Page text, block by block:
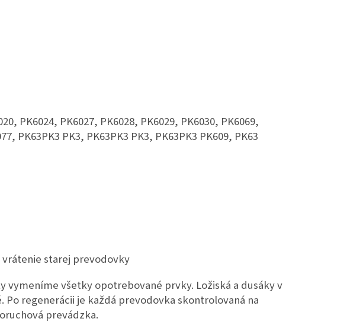
PK6024, PK6027, PK6028, PK6029, PK6030, PK6069,
PK63PK3 PK3, PK63PK3 PK3, PK63PK3 PK609, PK63
starej prevodovky
vymeníme všetky opotrebované prvky. Ložiská a dusáky v
Po regenerácii je každá prevodovka skontrolovaná na
prevádzka.